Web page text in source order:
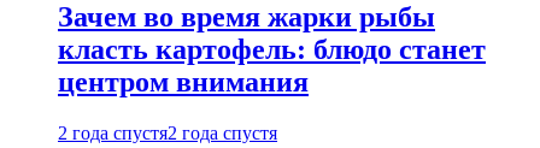
Зачем во время жарки рыбы
класть картофель: блюдо станет
центром внимания
2 года спустя2 года спустя